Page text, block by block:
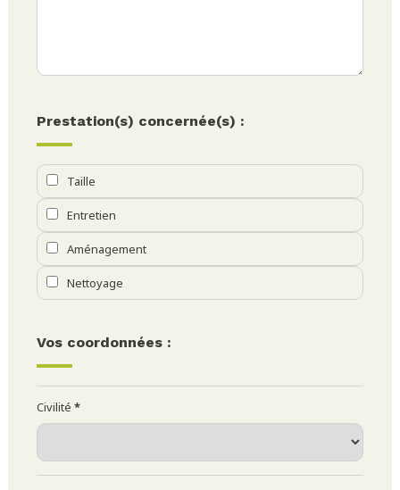
Prestation(s) concernée(s) :
Taille
Entretien
Aménagement
Nettoyage
Vos coordonnées :
Civilité *